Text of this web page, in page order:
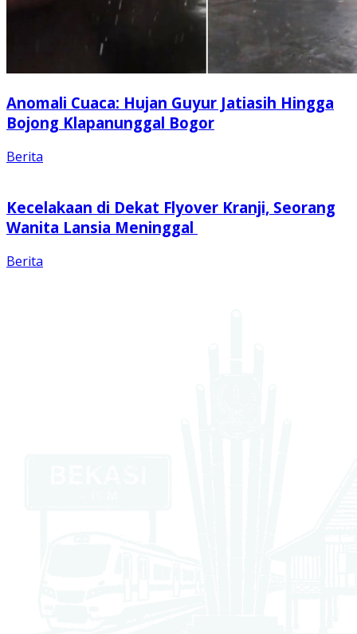
Anomali Cuaca: Hujan Guyur Jatiasih Hingga
Bojong Klapanunggal Bogor
Berita
Kecelakaan di Dekat Flyover Kranji, Seorang
Wanita Lansia Meninggal
Berita